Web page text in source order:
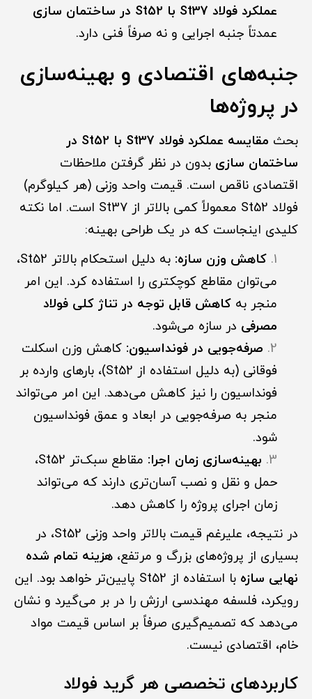
عملکرد فولاد St37 با St52 در ساختمان سازی
عمدتاً جنبه اجرایی و نه صرفاً فنی دارد.
جنبه‌های اقتصادی و بهینه‌سازی
در پروژه‌ها
بحث
مقایسه عملکرد فولاد St37 با St52 در
ساختمان سازی بدون در نظر گرفتن ملاحظات
اقتصادی ناقص است. قیمت واحد وزنی (هر کیلوگرم)
فولاد St52 معمولاً کمی بالاتر از St37 است. اما نکته
کلیدی اینجاست که در یک طراحی بهینه:
کاهش وزن سازه:
به دلیل استحکام بالاتر St52،
می‌توان مقاطع کوچکتری را استفاده کرد. این امر
منجر به کاهش قابل توجه در تناژ کلی فولاد
مصرفی در سازه می‌شود.
صرفه‌جویی در فونداسیون: کاهش وزن اسکلت
فوقانی (به دلیل استفاده از St52)، بارهای وارده بر
فونداسیون را نیز کاهش می‌دهد. این امر می‌تواند
منجر به صرفه‌جویی در ابعاد و عمق فونداسیون
شود.
بهینه‌سازی زمان اجرا:
مقاطع سبک‌تر St52،
حمل و نقل و نصب آسان‌تری دارند که می‌تواند
زمان اجرای پروژه را کاهش دهد.
در نتیجه، علیرغم قیمت بالاتر واحد وزنی St52، در
بسیاری از پروژه‌های بزرگ و مرتفع، هزینه تمام شده
نهایی سازه
با استفاده از St52 پایین‌تر خواهد بود. این
رویکرد، فلسفه مهندسی ارزش را در بر می‌گیرد و نشان
می‌دهد که تصمیم‌گیری صرفاً بر اساس قیمت مواد
خام، اقتصادی نیست.
کاربردهای تخصصی هر گرید فولاد